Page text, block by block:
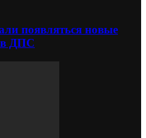
появляться новые
ДПС